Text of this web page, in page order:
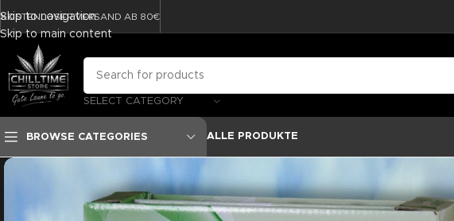
Skip to navigation
Skip to main content
KOSTENLOSER VERSAND AB 80€
SELECT CATEGORY
BROWSE CATEGORIES ALLE PRODUKTE